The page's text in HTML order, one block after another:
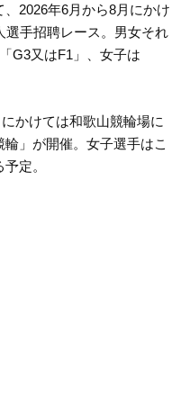
、2026年6月から8月にかけ
選手招聘レース。男女それ
G3又はF1」、女子は
かけては和歌山競輪場に
」が開催。女子選手はこ
定。